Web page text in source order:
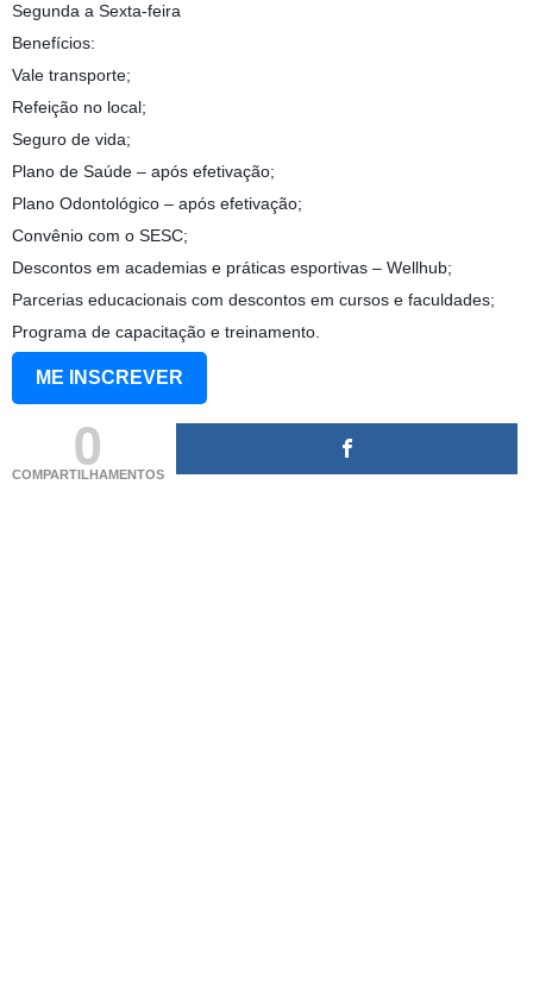
Segunda a Sexta-feira
Benefícios:
Vale transporte;
Refeição no local;
Seguro de vida;
Plano de Saúde – após efetivação;
Plano Odontológico – após efetivação;
Convênio com o SESC;
Descontos em academias e práticas esportivas – Wellhub;
Parcerias educacionais com descontos em cursos e faculdades;
Programa de capacitação e treinamento.
ME INSCREVER
0
COMPARTILHAMENTOS